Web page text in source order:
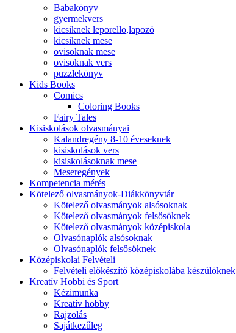
Babakönyv
gyermekvers
kicsiknek leporello,lapozó
kicsiknek mese
ovisoknak mese
ovisoknak vers
puzzlekönyv
Kids Books
Comics
Coloring Books
Fairy Tales
Kisiskolások olvasmányai
Kalandregény 8-10 éveseknek
kisiskolások vers
kisiskolásoknak mese
Meseregények
Kompetencia mérés
Kötelező olvasmányok-Diákkönyvtár
Kötelező olvasmányok alsósoknak
Kötelező olvasmányok felsősöknek
Kötelező olvasmányok középiskola
Olvasónaplók alsósoknak
Olvasónaplók felsősöknek
Középiskolai Felvételi
Felvételi előkészítő középiskolába készülöknek
Kreatív Hobbi és Sport
Kézimunka
Kreatív hobby
Rajzolás
Sajátkezűleg